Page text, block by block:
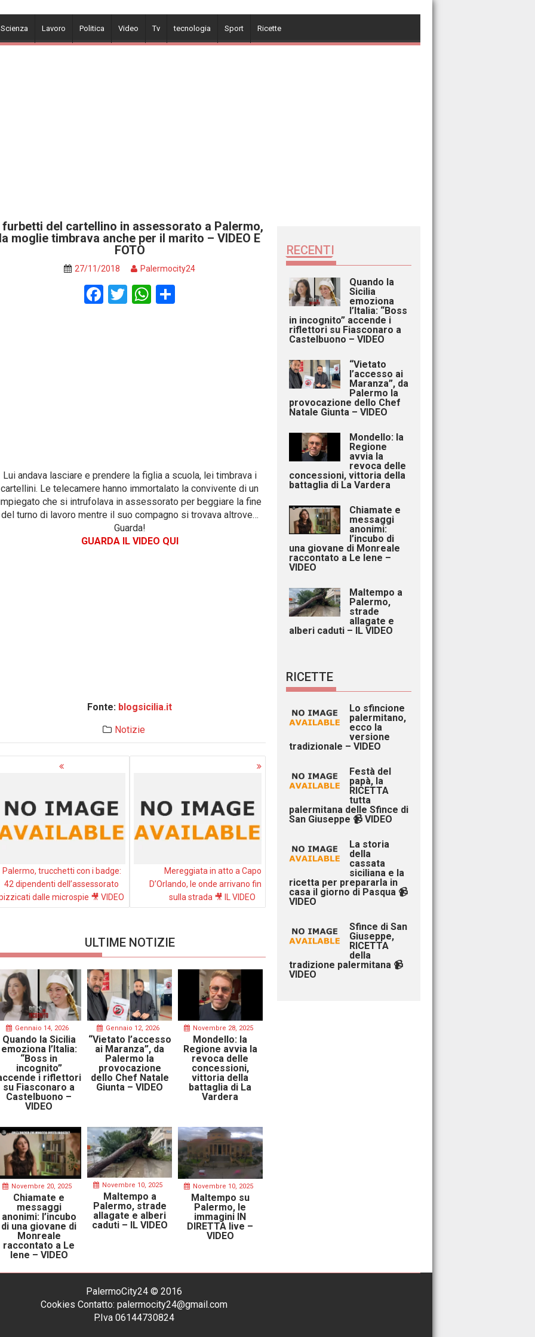
Lavoro Politica Video Tv tecnologia Sport Ricette
furbetti del cartellino in assessorato a Palermo,
moglie timbrava anche per il marito – VIDEO E
FOTO
27/11/2018 Palermocity24
F
T W
Lui andava lasciare e prendere la figlia a scuola, lei timbrava i
cartellini. Le telecamere hanno immortalato la convivente di un
che si intrufolava in assessorato per beggiare la fine
del turno di lavoro mentre il suo compagno si trovava altrove…
Guarda!
GUARDA IL VIDEO QUI
Fonte: blogsicilia.it
Notizie
Palermo, trucchetti con i badge:
42 dipendenti dell’assessorato
dalle microspie 🎥 VIDEO
Mereggiata in atto a Capo
D’Orlando, le onde arrivano fin
sulla strada 🎥 IL VIDEO
ULTIME NOTIZIE
Gennaio 14, 2026
Quando la Sicilia
emoziona l’Italia:
“Boss in
incognito”
i riflettori
su Fiasconaro a
Castelbuono –
VIDEO
Gennaio 12, 2026
“Vietato l’accesso
ai Maranza”, da
Palermo la
provocazione
dello Chef Natale
Giunta – VIDEO
Novembre 28, 2025
Mondello: la
Regione avvia la
revoca delle
concessioni,
vittoria della
battaglia di La
Vardera
Novembre 20, 2025
Chiamate e
messaggi
anonimi: l’incubo
di una giovane di
Monreale
raccontato a Le
Iene – VIDEO
Novembre 10, 2025
Maltempo a
Palermo, strade
allagate e alberi
caduti – IL VIDEO
Novembre 10, 2025
Maltempo su
Palermo, le
immagini IN
DIRETTA live –
VIDEO
RECENTI
Quando la
Sicilia
emoziona
l’Italia: “Boss
in incognito” accende i
riflettori su Fiasconaro a
Castelbuono – VIDEO
“Vietato
l’accesso ai
Maranza”, da
Palermo la
provocazione dello Chef
Natale Giunta – VIDEO
Mondello: la
Regione
avvia la
revoca delle
concessioni, vittoria della
battaglia di La Vardera
Chiamate e
messaggi
anonimi:
l’incubo di
una giovane di Monreale
raccontato a Le Iene –
VIDEO
Maltempo a
Palermo,
strade
allagate e
alberi caduti – IL VIDEO
RICETTE
Lo sfincione
palermitano,
ecco la
versione
tradizionale – VIDEO
Festà del
papà, la
RICETTA
tutta
palermitana delle Sfince di
San Giuseppe 📹 VIDEO
La storia
della
cassata
siciliana e la
ricetta per prepararla in
casa il giorno di Pasqua 📹
VIDEO
Sfince di San
Giuseppe,
RICETTA
della
tradizione palermitana 📹
VIDEO
PalermoCity24 © 2016
Cookies Contatto: palermocity24@gmail.com
P.Iva 06144730824